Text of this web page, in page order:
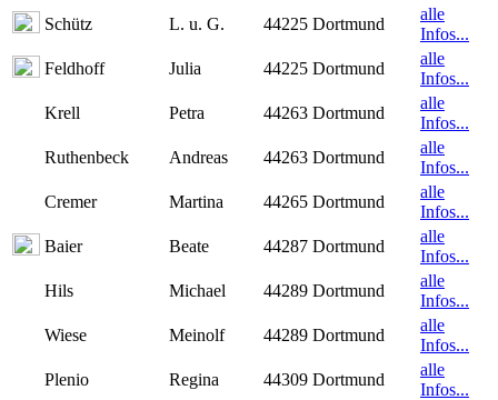
Schütz
L. u. G. 44225 Dortmund
alle
Infos...
Feldhoff
Julia 44225 Dortmund
alle
Infos...
Krell
Petra 44263 Dortmund
alle
Infos...
Ruthenbeck
Andreas 44263 Dortmund
alle
Infos...
Cremer
Martina 44265 Dortmund
alle
Infos...
Baier
Beate 44287 Dortmund
alle
Infos...
Hils
Michael 44289 Dortmund
alle
Infos...
Wiese
Meinolf 44289 Dortmund
alle
Infos...
Plenio
Regina 44309 Dortmund
alle
Infos...